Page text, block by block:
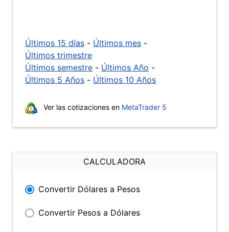
Últimos 15 días - Últimos mes -
Últimos trimestre
Últimos semestre - Últimos Año -
Últimos 5 Años - Últimos 10 Años
Ver las cotizaciones en MetaTrader 5
CALCULADORA
Convertir Dólares a Pesos
Convertir Pesos a Dólares